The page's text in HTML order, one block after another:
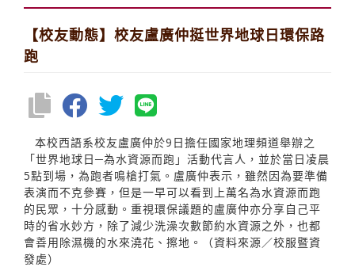
【校友動態】校友盧廣仲挺世界地球日環保路
跑
本校西語系校友盧廣仲於9日擔任國家地理頻道舉辦之
「世界地球日─為水資源而跑」活動代言人，並於當日凌晨
5點到場，為跑者鳴槍打氣。盧廣仲表示，雖然因為要準備
表演而不克參賽，但是一早可以看到上萬名為水資源而跑
的民眾，十分感動。重視環保議題的盧廣仲亦分享自己平
時的省水妙方，除了減少洗澡次數節約水資源之外，也都
會善用除濕機的水來澆花、擦地。（資料來源／校服暨資
發處）